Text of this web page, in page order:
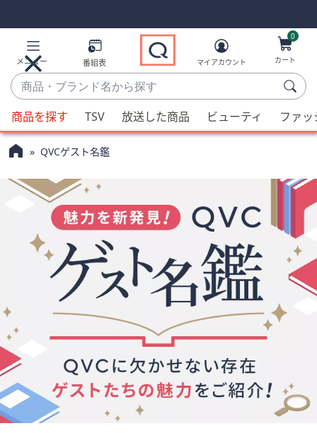
Links
Links2
メニュー 番組表
商
品・
ブ
ラ
ン
名
候
補
が
利
用
の
矢
キ
ー
ま
た
マイアカウント
0
カート
商品を探す TSV 放送した商品 ビューティ ファ
QVCゲスト名鑑